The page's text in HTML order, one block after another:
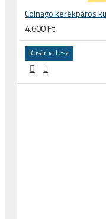
4.600 Ft
Kosárba tesz